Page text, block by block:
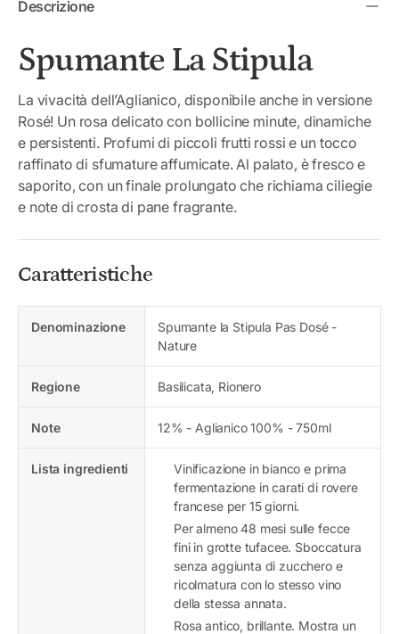
Descrizione
Spumante La Stipula
La vivacità dell’Aglianico, disponibile anche in versione
Rosé! Un rosa delicato con bollicine minute, dinamiche
e persistenti. Profumi di piccoli frutti rossi e un tocco
raffinato di sfumature affumicate. Al palato, è fresco e
saporito, con un finale prolungato che richiama ciliegie
e note di crosta di pane fragrante.
Caratteristiche
Denominazione
Spumante la Stipula Pas Dosé -
Nature
Regione Basilicata, Rionero
Note 12% - Aglianico 100% - 750ml
Lista ingredienti
Vinificazione in bianco e prima
fermentazione in carati di rovere
francese per 15 giorni.
Per almeno 48 mesi sulle fecce
fini in grotte tufacee. Sboccatura
senza aggiunta di zucchero e
ricolmatura con lo stesso vino
della stessa annata.
Rosa antico, brillante. Mostra un